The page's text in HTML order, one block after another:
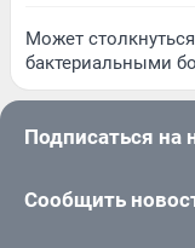
Может
бактериальными
Подписаться на
Сообщить